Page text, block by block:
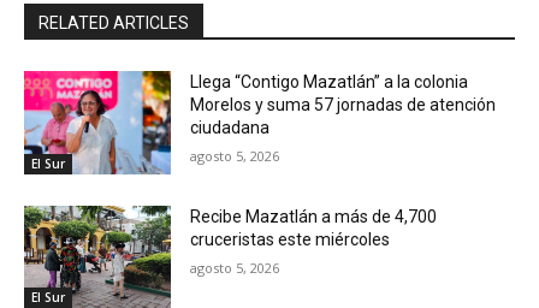
RELATED ARTICLES
El Sur
Llega “Contigo Mazatlán” a la colonia
Morelos y suma 57 jornadas de atención
ciudadana
agosto 5, 2026
El Sur
Recibe Mazatlán a más de 4,700
cruceristas este miércoles
agosto 5, 2026